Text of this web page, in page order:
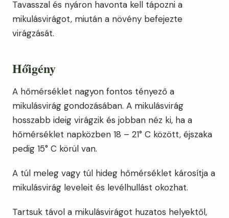
Tavasszal és nyáron havonta kell tápozni a
mikulásvirágot, miután a növény befejezte
virágzását.
Hőigény
A hőmérséklet nagyon fontos tényező a
mikulásvirág gondozásában. A mikulásvirág
hosszabb ideig virágzik és jobban néz ki, ha a
hőmérséklet napközben 18 – 21° C között, éjszaka
pedig 15° C körül van.
A túl meleg vagy túl hideg hőmérséklet károsítja a
mikulásvirág leveleit és levélhullást okozhat.
Tartsuk távol a mikulásvirágot huzatos helyektől,